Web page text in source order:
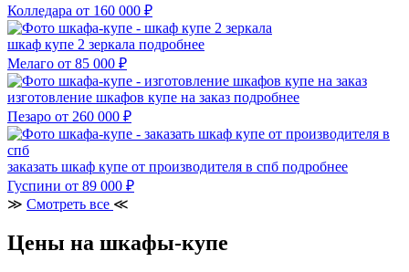
Колледара от 160 000 ₽
шкаф купе 2 зеркала подробнее
Мелаго от 85 000 ₽
изготовление шкафов купе на заказ подробнее
Пезаро от 260 000 ₽
заказать шкаф купе от производителя в спб подробнее
Гуспини от 89 000 ₽
≫ Смотреть все ≪
Цены на шкафы-купе